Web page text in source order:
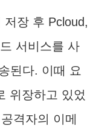
장 후 Pcloud,
서비스를 사
된다. 이때 요
위장하고 있었
격자의 이메